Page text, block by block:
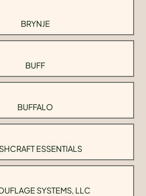
BRYNJE
BUFF
BUFFALO
ESSENTIALS
SYSTEMS, LLC